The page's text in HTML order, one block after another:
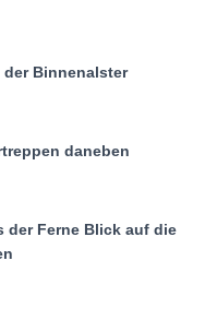
der Binnenalster
daneben
der Ferne Blick auf die